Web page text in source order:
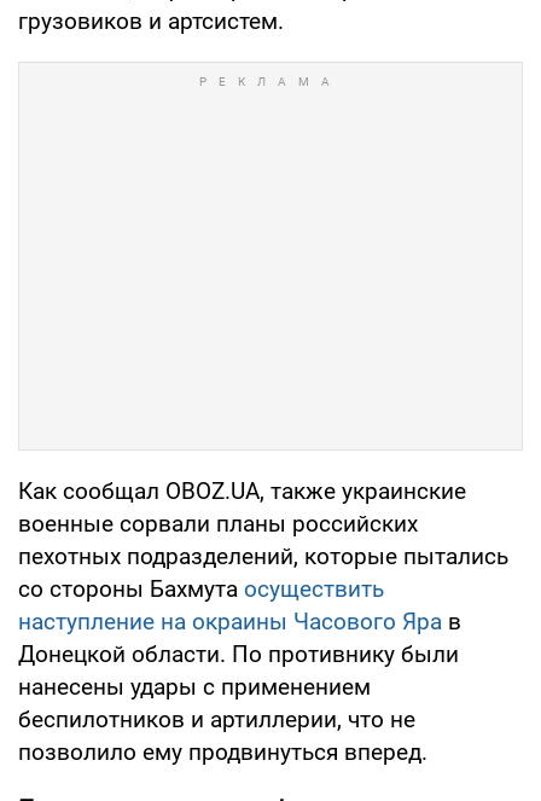
грузовиков и артсистем.
Как сообщал OBOZ.UA, также украинские
военные сорвали планы российских
пехотных подразделений, которые пытались
со стороны Бахмута осуществить
наступление на окраины Часового Яра в
Донецкой области. По противнику были
нанесены удары с применением
беспилотников и артиллерии, что не
позволило ему продвинуться вперед.